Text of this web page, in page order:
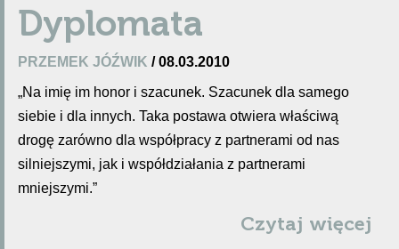
te „miastowe”.
Dyplomata
PRZEMEK JÓŹWIK / 08.03.2010
„Na imię im honor i szacunek. Szacunek dla samego
siebie i dla innych. Taka postawa otwiera właściwą
drogę zarówno dla współpracy z partnerami od nas
silniejszymi, jak i współdziałania z partnerami
mniejszymi.”
Czytaj więcej